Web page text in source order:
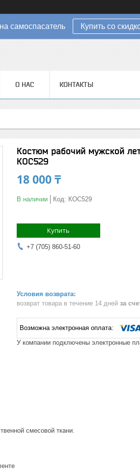
самоспасатель Купить со
О НАС КОНТАКТЫ
Костюм рабочий мужской
КОС529
18 000 ₸
В наличии Код: КОС529
Купить
+7 (705) 860-51-60
возврат товара в течение 14 дней за
У компании подключены электронные
смесовой ткани.